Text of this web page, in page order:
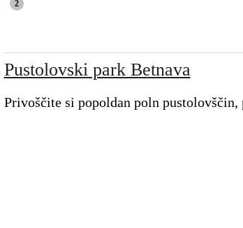
Pustolovski park Betnava
Privoščite si popoldan poln